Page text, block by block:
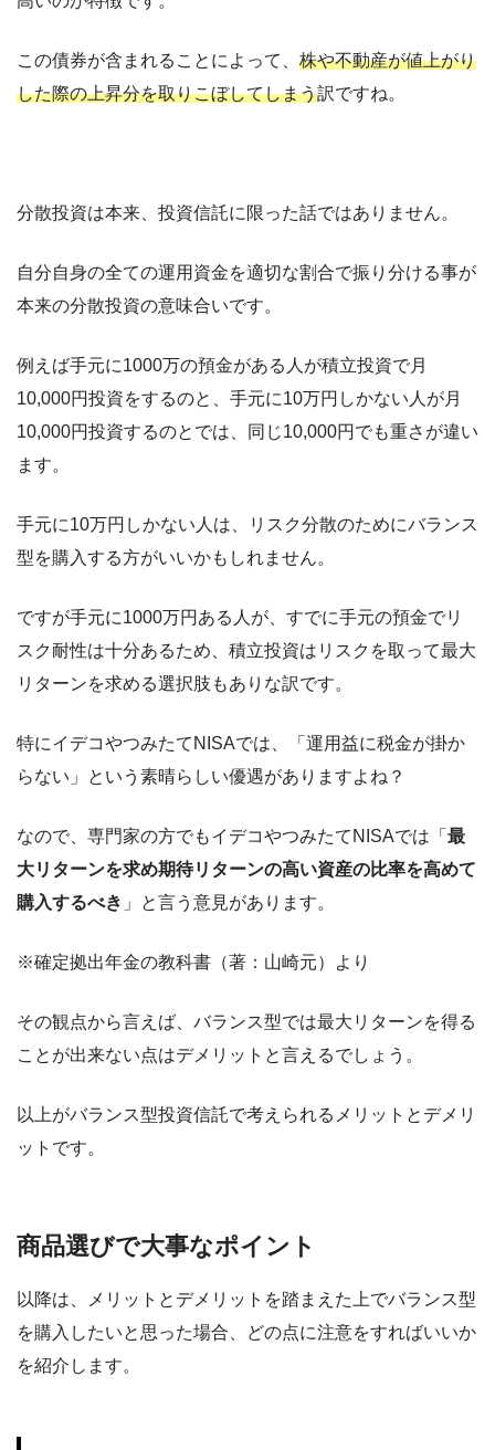
この債券が含まれることによって、 株や不動産が値上がり
した際の上昇分を取りこぼしてしまう訳ですね。
分散投資は本来、投資信託に限った話ではありません。
自分自身の全ての運用資金を適切な割合で振り分ける事が
本来の分散投資の意味合いです。
例えば手元に1000万の預金がある人が積立投資で月
10,000円投資をするのと、手元に10万円しかない人が月
10,000円投資するのとでは、同じ10,000円でも重さが違い
ます。
手元に10万円しかない人は、リスク分散のためにバランス
型を購入する方がいいかもしれません。
ですが手元に1000万円ある人が、すでに手元の預金でリ
スク耐性は十分あるため、積立投資はリスクを取って最大
リターンを求める選択肢もありな訳です。
特にイデコやつみたてNISAでは、「運用益に税金が掛か
らない」という素晴らしい優遇がありますよね？
なので、専門家の方でもイデコやつみたてNISAでは「 最
大リターンを求め期待リターンの高い資産の比率を高めて
購入するべき 」と言う意見があります。
※確定拠出年金の教科書（著：山崎元）より
その観点から言えば、バランス型では最大リターンを得る
ことが出来ない点はデメリットと言えるでしょう。
以上がバランス型投資信託で考えられるメリットとデメリ
ットです。
商品選びで大事なポイント
以降は、メリットとデメリットを踏まえた上でバランス型
を購入したいと思った場合、どの点に注意をすればいいか
を紹介します。